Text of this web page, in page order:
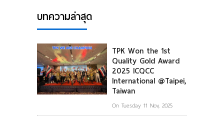
บทความล่าสุด
TPK Won the 1st
Quality Gold Award
2025 ICQCC
International @Taipei,
Taiwan
On Tuesday 11 Nov, 2025